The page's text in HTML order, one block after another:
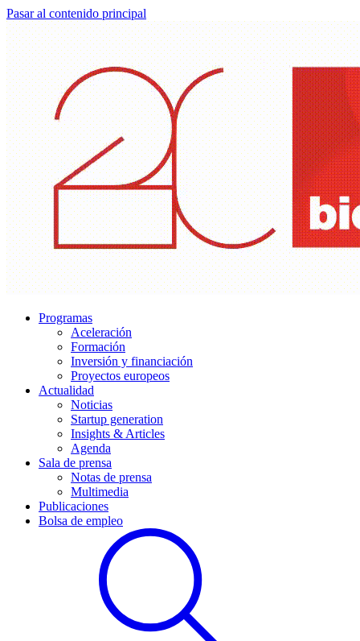
Pasar al contenido principal
Programas
Aceleración
Formación
Inversión y financiación
Proyectos europeos
Actualidad
Noticias
Startup generation
Insights & Articles
Agenda
Sala de prensa
Notas de prensa
Multimedia
Publicaciones
Bolsa de empleo